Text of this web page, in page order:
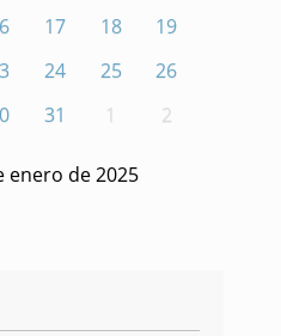
17 18
19
24 25
26
31 1 2
enero de 2025